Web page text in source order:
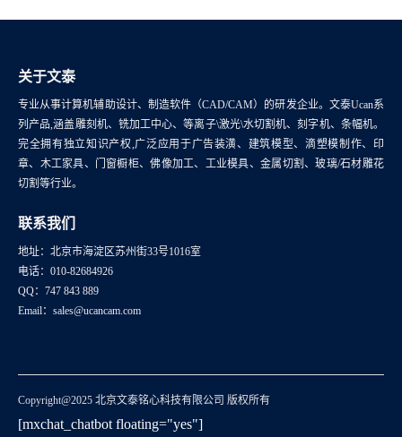
关于文泰
专业从事计算机辅助设计、制造软件（CAD/CAM）的研发企业。文泰Ucan系
列产品,涵盖雕刻机、铣加工中心、等离子\激光\水切割机、刻字机、条幅机。
完全拥有独立知识产权,广泛应用于广告装潢、建筑模型、滴塑模制作、印
章、木工家具、门窗橱柜、佛像加工、工业模具、金属切割、玻璃/石材雕花
切割等行业。
联系我们
地址：北京市海淀区苏州街33号1016室
电话：010-82684926
QQ：747 843 889
Email：sales@ucancam.com
Copyright@2025 北京文泰铭心科技有限公司 版权所有
[mxchat_chatbot floating="yes"]